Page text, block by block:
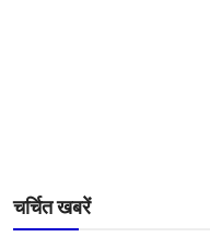
चर्चित खबरें